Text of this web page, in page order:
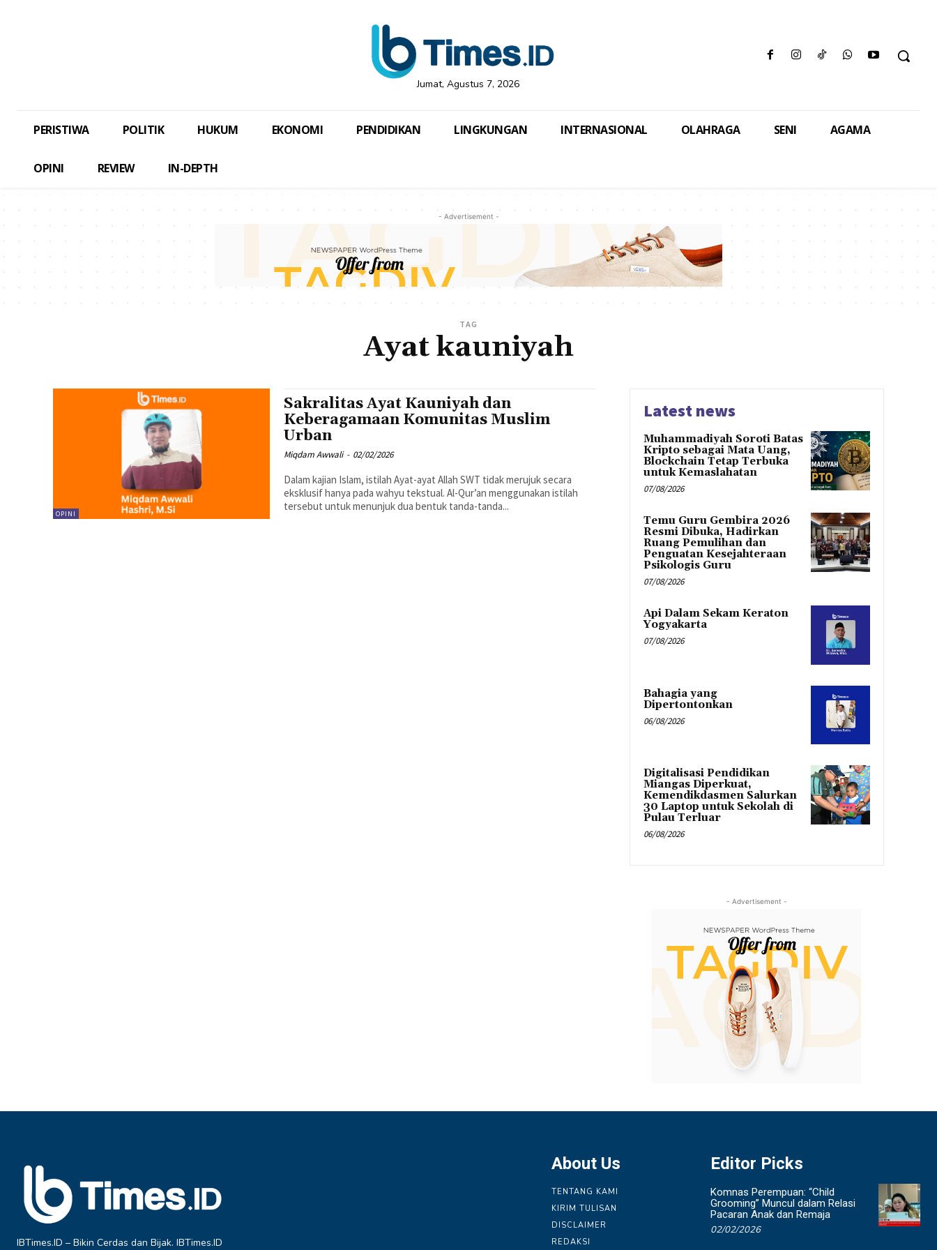
Jumat, Agustus 7, 2026
PERISTIWA POLITIK HUKUM EKONOMI PENDIDIKAN LINGKUNGAN INTERNASIONAL OLAHRAGA SENI AGAMA
OPINI REVIEW IN-DEPTH
- Advertisement -
TAG
Ayat kauniyah
OPINI
Sakralitas Ayat Kauniyah dan
Keberagamaan Komunitas Muslim
Urban
Miqdam Awwali - 02/02/2026
Dalam kajian Islam, istilah Ayat-ayat Allah SWT tidak merujuk secara
eksklusif hanya pada wahyu tekstual. Al-Qur’an menggunakan istilah
tersebut untuk menunjuk dua bentuk tanda-tanda...
Latest news
Muhammadiyah Soroti Batas
Kripto sebagai Mata Uang,
Blockchain Tetap Terbuka
untuk Kemaslahatan
07/08/2026
Temu Guru Gembira 2026
Resmi Dibuka, Hadirkan
Ruang Pemulihan dan
Penguatan Kesejahteraan
Psikologis Guru
07/08/2026
Api Dalam Sekam Keraton
Yogyakarta
07/08/2026
Bahagia yang
Dipertontonkan
06/08/2026
Digitalisasi Pendidikan
Miangas Diperkuat,
Kemendikdasmen Salurkan
30 Laptop untuk Sekolah di
Pulau Terluar
06/08/2026
- Advertisement -
IBTimes.ID – Bikin Cerdas dan Bijak. IBTimes.ID
About Us
TENTANG KAMI
KIRIM TULISAN
DISCLAIMER
REDAKSI
Editor Picks
Komnas Perempuan: “Child
Grooming” Muncul dalam Relasi
Pacaran Anak dan Remaja
02/02/2026